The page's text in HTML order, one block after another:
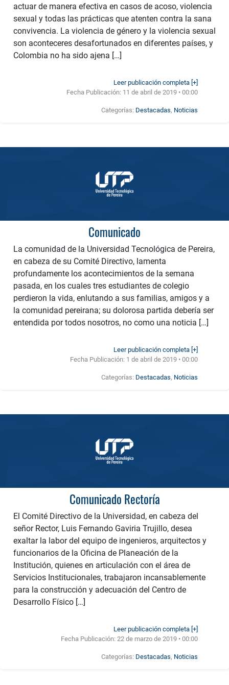
actuar de manera efectiva en casos de acoso, violencia
sexual y todas las prácticas que atenten contra la sana
convivencia. La violencia de género y la violencia sexual
son aconteceres desafortunados en diferentes países, y
Colombia no ha sido ajena […]
Leer publicación completa [+]
Fecha Publicación: 11 de abril de 2019 • 00:00
Categorías: Destacadas, Noticias
Comunicado
La comunidad de la Universidad Tecnológica de Pereira,
en cabeza de su Comité Directivo, lamenta
profundamente los acontecimientos de la semana
pasada, en los cuales tres estudiantes de colegio
perdieron la vida, enlutando a sus familias, amigos y a
la comunidad pereirana; su dolorosa partida debería ser
entendida por todos nosotros, no como una noticia […]
Leer publicación completa [+]
Fecha Publicación: 1 de abril de 2019 • 00:00
Categorías: Destacadas, Noticias
Comunicado Rectoría
El Comité Directivo de la Universidad, en cabeza del
señor Rector, Luis Fernando Gaviria Trujillo, desea
exaltar la labor del equipo de ingenieros, arquitectos y
funcionarios de la Oficina de Planeación de la
Institución, quienes en articulación con el área de
Servicios Institucionales, trabajaron incansablemente
para la construcción y adecuación del Centro de
Desarrollo Físico […]
Leer publicación completa [+]
Fecha Publicación:22 de marzo de 2019 • 00:00
Categorías: Destacadas, Noticias